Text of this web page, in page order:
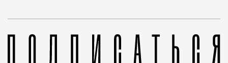
Школьник Денис Жемерикин провел опыт по